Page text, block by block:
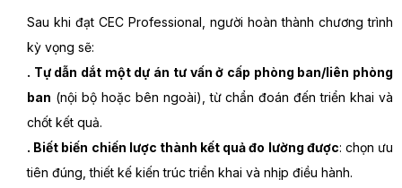
Sau khi đạt CEC Professional, người hoàn thành chương trình
kỳ vọng sẽ:
. Tự dẫn dắt một dự án tư vấn ở cấp phòng ban/liên phòng
ban (nội bộ hoặc bên ngoài), từ chẩn đoán đến triển khai và
chốt kết quả.
. Biết biến chiến lược thành kết quả đo lường được: chọn ưu
tiên đúng, thiết kế kiến trúc triển khai và nhịp điều hành.